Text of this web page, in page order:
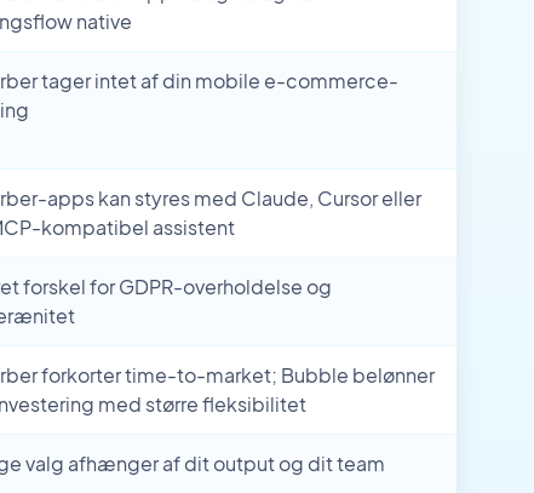
native
tager intet af din mobile e-commerce-
apps kan styres med Claude, Cursor eller
kompatibel assistent
forskel for GDPR-overholdelse og
forkorter time-to-market; Bubble belønner
med større fleksibilitet
valg afhænger af dit output og dit team